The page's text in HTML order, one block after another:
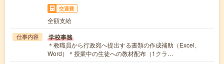
交通費
全額支給
仕事内容 学校事務
＊教職員から行政宛へ提出する書類の作成補助（Excel、
Word）＊授業中の生徒への教材配布（1クラ…